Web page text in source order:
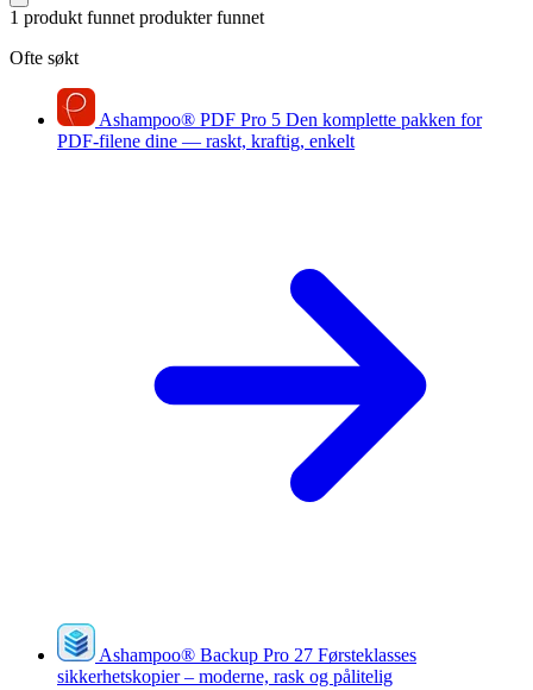
1 produkt funnet produkter funnet
Ofte søkt
Ashampoo® PDF Pro 5 Den komplette pakken for
PDF-filene dine — raskt, kraftig, enkelt
Ashampoo® Backup Pro 27 Førsteklasses
sikkerhetskopier – moderne, rask og pålitelig